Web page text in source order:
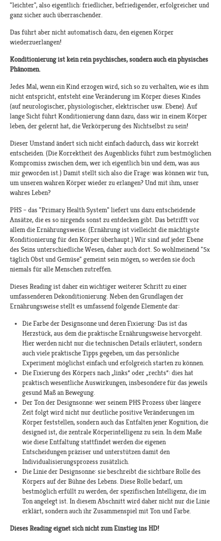
"leichter", also eigentlich: friedlicher, befriedigender, erfolgreicher und
ganz sicher auch überraschender.
Das führt aber nicht automatisch dazu, den eigenen Körper
wiederzuerlangen!
Konditionierung ist kein rein psychisches, sondern auch ein physisches
Phänomen.
Jedes Mal, wenn ein Kind erzogen wird, sich so zu verhalten, wie es ihm
nicht entspricht, entsteht eine Veränderung im Körper dieses Kindes
(auf neurologischer, physiologischer, elektrischer usw. Ebene). Auf
lange Sicht führt Konditionierung dann dazu, dass wir in einem Körper
leben, der gelernt hat, die Verkörperung des Nichtselbst zu sein!
Dieser Umstand ändert sich nicht einfach dadurch, dass wir korrekt
entscheiden. (Die Korrektheit des Augenblicks führt zum bestmöglichen
Kompromiss zwischen dem, wer ich eigentlich bin und dem, was aus
mir geworden ist.) Damit stellt sich also die Frage: was können wir tun,
um unseren wahren Körper wieder zu erlangen? Und mit ihm, unser
wahres Leben?
PHS – das "Primary Health System" liefert uns dazu entscheidende
Ansätze, die es so nirgends sonst zu entdecken gibt. Das betrifft vor
allem die Ernährungsweise. (Ernährung ist vielleicht die mächtigste
Konditionierung für den Körper überhaupt.) Wir sind auf jeder Ebene
des Seins unterschiedliche Wesen, daher auch dort. So wohlmeinend "5x
täglich Obst und Gemüse" gemeint sein mögen, so werden sie doch
niemals für alle Menschen zutreffen.
Dieses Reading ist daher ein wichtiger weiterer Schritt zu einer
umfassenderen Dekonditionierung. Neben den Grundlagen der
Ernährungsweise stellt es umfassend folgende Elemente dar:
Die Farbe der Designsonne und deren Fixierung: Das ist das
Herzstück, aus dem die praktische Ernährungsweise hervorgeht.
Hier werden nicht nur die technischen Details erläutert, sondern
auch viele praktische Tipps gegeben, um das persönliche
Experiment möglichst einfach und erfolgreich starten zu können.
Die Fixierung des Körpers nach „links“ oder „rechts“: dies hat
praktisch wesentliche Auswirkungen, insbesondere für das jeweils
gesund Maß an Bewegung.
Der Ton der Designsonne: wer seinem PHS Prozess über längere
Zeit folgt wird nicht nur deutliche positive Veränderungen im
Körper feststellen, sondern auch das Entfalten jener Kognition, die
designed ist, die zentrale Körperintelligenz zu sein. In dem Maße
wie diese Entfaltung stattfindet werden die eigenen
Entscheidungen präziser und unterstützen damit den
Individualisierungsprozess zusätzlich.
Die Linie der Designsonne: sie beschreibt die sichtbare Rolle des
Körpers auf der Bühne des Lebens. Diese Rolle bedarf, um
bestmöglich erfüllt zu werden, der spezifischen Intelligenz, die im
Ton angelegt ist. In diesem Abschnitt wird daher nicht nur die Linie
erklärt, sondern auch ihr Zusammenspiel mit Ton und Farbe.
Dieses Reading eignet sich nicht zum Einstieg ins HD!